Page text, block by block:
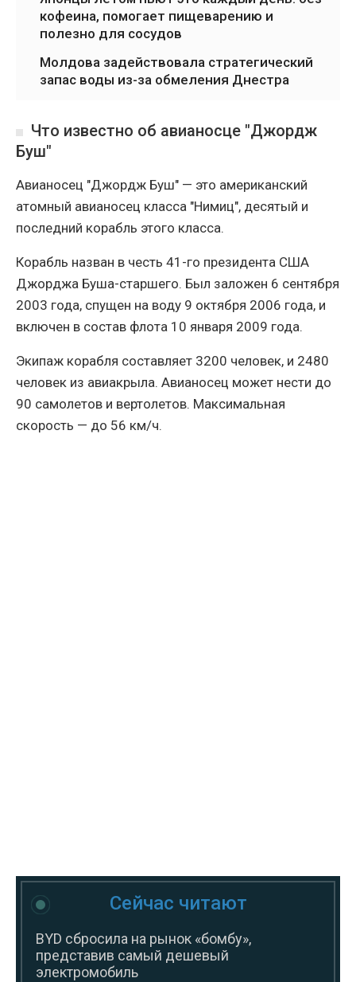
кофеина, помогает пищеварению и
полезно для сосудов
Молдова задействовала стратегический
запас воды из-за обмеления Днестра
Что известно об авианосце "Джордж
Буш"
Авианосец "Джордж Буш" — это американский
атомный авианосец класса "Нимиц", десятый и
последний корабль этого класса.
Корабль назван в честь 41-го президента США
Джорджа Буша-старшего. Был заложен 6 сентября
2003 года, спущен на воду 9 октября 2006 года, и
включен в состав флота 10 января 2009 года.
Экипаж корабля составляет 3200 человек, и 2480
человек из авиакрыла. Авианосец может нести до
90 самолетов и вертолетов. Максимальная
скорость — до 56 км/ч.
Сейчас читают
BYD сбросила на рынок «бомбу»,
представив самый дешевый
электромобиль